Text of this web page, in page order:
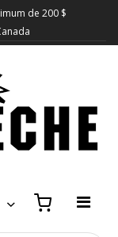
de 200 $